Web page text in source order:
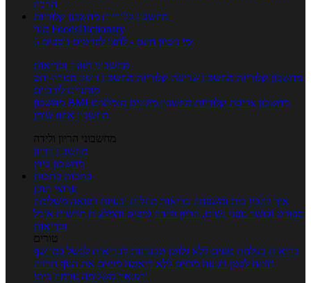
הרבה
מחשבון קלוריות מחשבון קלוריות
מנוי FoodsDictionary
5 ימי ניסיון חינם - לחצו לפרטים נוספים
מחשבוני תזונה ובריאות
מחשבון קלוריות מחשבון שריפת קלוריות מחשבון דופק מטרה יחס
מותניים לירכיים
מחשבון BMI
מחשבון צריכת קלוריות מחשבון מינונים מומלצים
מחשבון אחוז שומן
מחשבוני הריון ולידה
מחשבון הריון
מחשבון ביוץ
כתבות כתבות
ערוצי תוכן
איך להכין בית ומשפחה בריאות מחלות ובעיות רפואה משלימה
ספורט וכושר גופני נשים, הריון ולידה טיפים והמלצות חדשות אוכל
ובריאות
טורים
בריאות בצלחת טעים ללא גלוטן טבעונות לבריאות לבשל כמו שף
תזונה לבטן רגועה מרזים ללא דיאטה מזיזים את הגוף הרזיה
ורפואה משלימה גורמה ביתי